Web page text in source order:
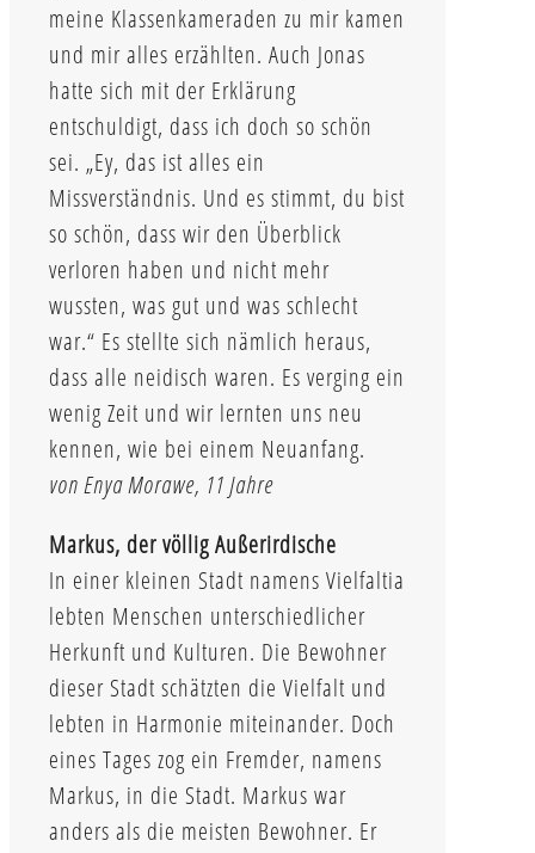
meine Klassenkameraden zu mir kamen
und mir alles erzählten. Auch Jonas
hatte sich mit der Erklärung
entschuldigt, dass ich doch so schön
sei. „Ey, das ist alles ein
Missverständnis. Und es stimmt, du bist
so schön, dass wir den Überblick
verloren haben und nicht mehr
wussten, was gut und was schlecht
war.“ Es stellte sich nämlich heraus,
dass alle neidisch waren. Es verging ein
wenig Zeit und wir lernten uns neu
kennen, wie bei einem Neuanfang.
von Enya Morawe, 11 Jahre
Markus, der völlig Außerirdische
In einer kleinen Stadt namens Vielfaltia
lebten Menschen unterschiedlicher
Herkunft und Kulturen. Die Bewohner
dieser Stadt schätzten die Vielfalt und
lebten in Harmonie miteinander. Doch
eines Tages zog ein Fremder, namens
Markus, in die Stadt. Markus war
anders als die meisten Bewohner. Er